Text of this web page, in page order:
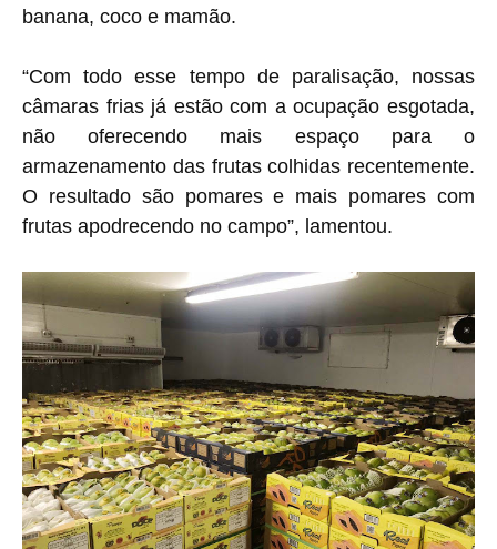
banana, coco e mamão.
“Com todo esse tempo de paralisação, nossas
câmaras frias já estão com a ocupação esgotada,
não oferecendo mais espaço para o
armazenamento das frutas colhidas recentemente.
O resultado são pomares e mais pomares com
frutas apodrecendo no campo”, lamentou.